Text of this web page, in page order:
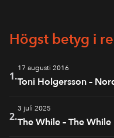
Högst betyg i
1.
17 augusti 2016
Toni Holgersson –
2.
3 juli 2025
The While – The While